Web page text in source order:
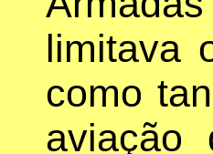
limitava
como
aviação